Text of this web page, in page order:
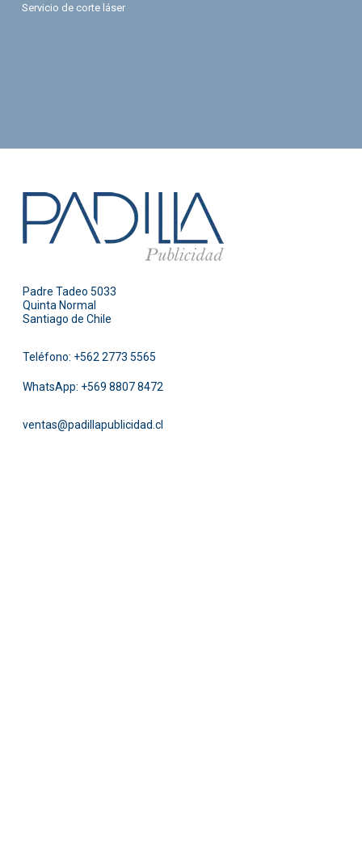
Servicio de corte láser
Padre Tadeo 5033
Quinta Normal
Santiago de Chile
Teléfono: +562 2773 5565
WhatsApp: +569 8807 8472
ventas@padillapublicidad.cl